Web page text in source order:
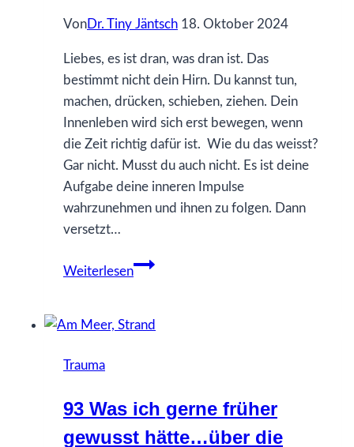
VonDr. Tiny Jäntsch 18. Oktober 2024
Liebes, es ist dran, was dran ist. Das
bestimmt nicht dein Hirn. Du kannst tun,
machen, drücken, schieben, ziehen. Dein
Innenleben wird sich erst bewegen, wenn
die Zeit richtig dafür ist. Wie du das weisst?
Gar nicht. Musst du auch nicht. Es ist deine
Aufgabe deine inneren Impulse
wahrzunehmen und ihnen zu folgen. Dann
versetzt…
Weiterlesen
40
gerne
über
Handlungsimpulse
Trauma
93 Was ich gerne früher
gewusst hätte…über die